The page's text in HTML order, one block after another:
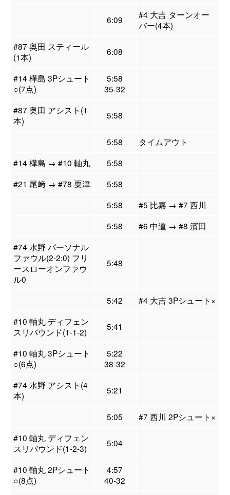
6:09
#4 大吉 ターンオー
バー(4本)
#87 奥田 スティール
(1本)
6:08
#14 樺島 3Pシュート
○(7点)
5:58
35-32
#87 奥田 アシスト(1
本)
5:58
5:58
タイムアウト
#14 樺島 → #10 軸丸
5:58
#21 尾﨑 → #78 粟津
5:58
5:58
#5 比嘉 → #7 西川
5:58
#6 中道 → #8 濱田
#74 水野 パーソナル
ファウル(2-2:0) フリ
ースローオンファウ
ル0
5:48
5:42
#4 大吉 3Pシュート×
#10 軸丸 ディフェン
スリバウンド(1-1-2)
5:41
#10 軸丸 3Pシュート
○(6点)
5:22
38-32
#74 水野 アシスト(4
本)
5:21
5:05
#7 西川 2Pシュート×
#10 軸丸 ディフェン
スリバウンド(1-2-3)
5:04
#10 軸丸 2Pシュート
○(8点)
4:57
40-32